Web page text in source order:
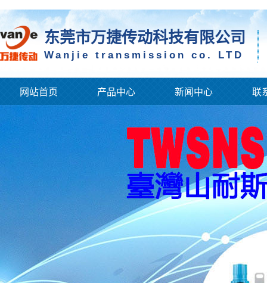
东莞市万捷传动科技有限公司
Wanjie transmission co. LTD
网站首页 产品中心 新闻中心 联